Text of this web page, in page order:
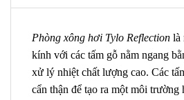
Phòng xông hơi Tylo Reflection là
kính với các tấm gỗ nằm ngang
xử lý nhiệt chất lượng cao. Các
cẩn thận để tạo ra một môi trường